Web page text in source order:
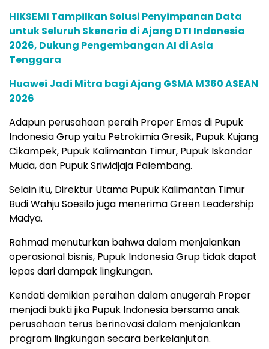
HIKSEMI Tampilkan Solusi Penyimpanan Data
untuk Seluruh Skenario di Ajang DTI Indonesia
2026, Dukung Pengembangan AI di Asia
Tenggara
Huawei Jadi Mitra bagi Ajang GSMA M360 ASEAN
2026
Adapun perusahaan peraih Proper Emas di Pupuk
Indonesia Grup yaitu Petrokimia Gresik, Pupuk Kujang
Cikampek, Pupuk Kalimantan Timur, Pupuk Iskandar
Muda, dan Pupuk Sriwidjaja Palembang.
Selain itu, Direktur Utama Pupuk Kalimantan Timur
Budi Wahju Soesilo juga menerima Green Leadership
Madya.
Rahmad menuturkan bahwa dalam menjalankan
operasional bisnis, Pupuk Indonesia Grup tidak dapat
lepas dari dampak lingkungan.
Kendati demikian peraihan dalam anugerah Proper
menjadi bukti jika Pupuk Indonesia bersama anak
perusahaan terus berinovasi dalam menjalankan
program lingkungan secara berkelanjutan.